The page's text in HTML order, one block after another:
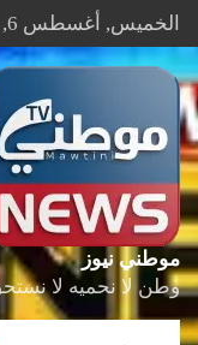
Skip
content
الخميس, أغسطس 6, 2026
موطني نيوز
وطن لا نحميه لا